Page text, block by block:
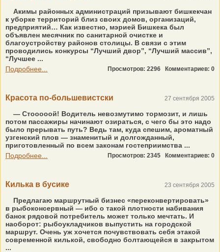
Акимы районных администраций призывают бишкекчан
к уборке территорий близ своих домов, организаций,
предприятий… Как известно, мэрией Бишкека был
объявлен месячник по санитарной очистке и
благоустройству районов столицы. В связи с этим
проводились конкурсы “Лучший двор”, “Лучший массив”,
“Лучшее ...
Подробнее...
Просмотров: 2296 Комментариев: 0
Красота по-большевистски 27 сентября 2005
— Стооооой! Водитель невозмутимо тормозит, и лишь
потом пассажиры начинают озираться, с чего бы это надо
было прерывать путь? Ведь там, куда спешим, ароматный
узгенский плов — знаменитый и долгожданный,
приготовленный по всем законам гостеприимства ...
Подробнее...
Просмотров: 2345 Комментариев: 0
Килька в бусике 23 сентября 2005
Предлагаю маршрутный бизнес «переконвертировать»
в рыбоконсервный — ибо о такой плотности набивания
банок рядовой потребитель может только мечтать. И
наоборот: рыбоукладчиков выпустить на городской
маршрут. Очень уж хочется почувствовать себя этакой
современной килькой, свободно болтающейся в закрытом
...